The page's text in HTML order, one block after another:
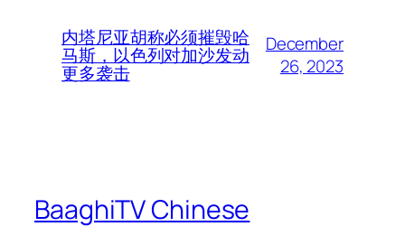
内塔尼亚胡称必须摧毁哈
马斯，以色列对加沙发动
更多袭击
December
26, 2023
BaaghiTV Chinese